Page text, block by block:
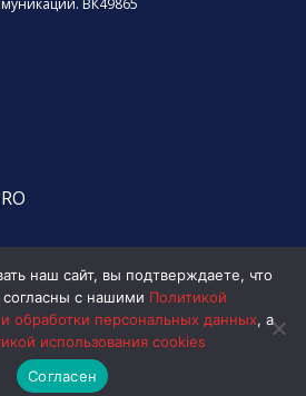
ВК49865
наш сайт, вы подтверждаете, что
с нашими Политикой
обработки персональных данных, а
использования cookies
Согласен